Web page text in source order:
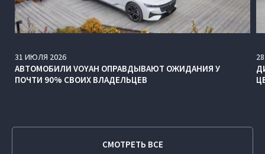
31 ИЮЛЯ 2026
АВТОМОБИЛИ VOYAH ОПРАВДЫВАЮТ ОЖИДАНИЯ У
ПОЧТИ 90% СВОИХ ВЛАДЕЛЬЦЕВ
28
СМОТРЕТЬ ВСЕ